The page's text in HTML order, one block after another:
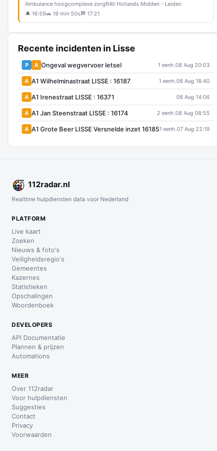
Ambulance hoogcomplexe zorgRAV Hollands Midden - Leiden
🔔 16:59🚗 19 min 50s 🏁 17:21
Recente incidenten in Lisse
P A Ongeval wegvervoer letsel 1 eenh.08 Aug 20:03
A A1 Wilhelminastraat LISSE : 16187 1 eenh.08 Aug 18:40
A A1 Irenestraat LISSE : 16371 08 Aug 14:06
A A1 Jan Steenstraat LISSE : 16174 2 eenh.08 Aug 08:55
A A1 Grote Beer LISSE Versnelde inzet 161851 eenh.07 Aug 22:19
112radar.nl
Realtime hulpdiensten data voor Nederland
PLATFORM
Live kaart
Zoeken
Nieuws & foto's
Veiligheidsregio's
Gemeentes
Kazernes
Statistieken
Opschalingen
Woordenboek
DEVELOPERS
API Documentatie
Plannen & prijzen
Automations
MEER
Over 112radar
Voor hulpdiensten
Suggesties
Contact
Privacy
Voorwaarden